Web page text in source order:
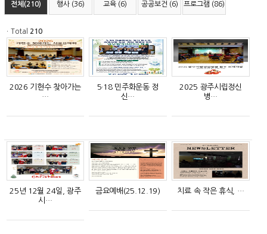
전체(210) 행사 (36) 교육 (6) 공공보건 (6) 프로그램 (86)
ㆍTotal 210
2026 기현수 찾아가는
…
5·18 민주화운동 정
신…
2025 광주시립정신
병…
25년 12월 24일, 광주
시…
금요예배(25.12.19) 치료 속 작은 휴식, …